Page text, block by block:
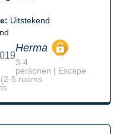
Uitstekend
Herma
3-4
personen | Escape
5 rooms